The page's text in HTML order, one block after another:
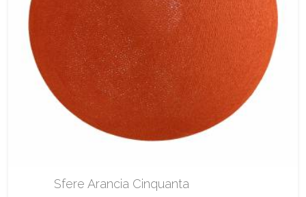
Sfere Arancia Cinquanta